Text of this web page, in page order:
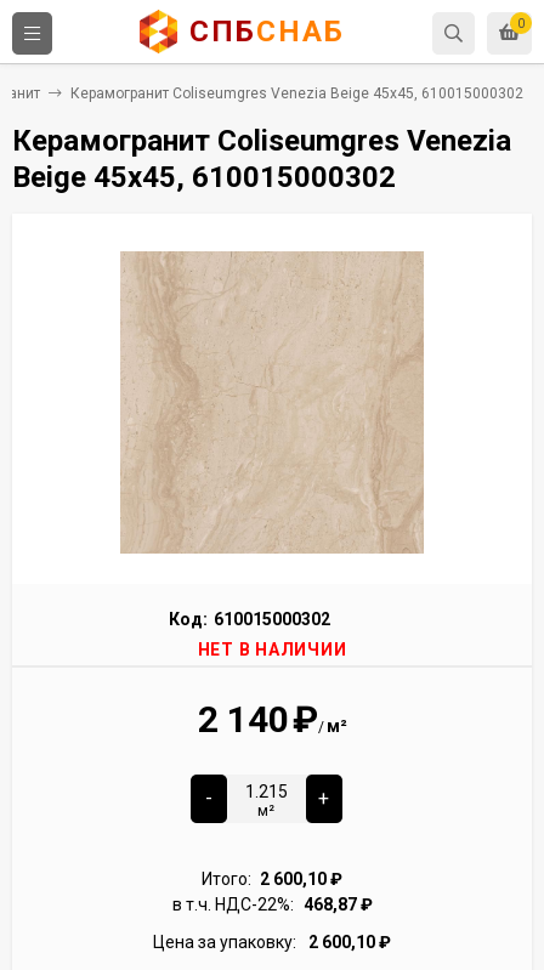
0
СПБСНАБ
Керамогранит Coliseumgres Venezia Beige 45x45, 610015000302
Керамогранит Coliseumgres Venezia
Beige 45x45, 610015000302
Код: 610015000302
НЕТ В НАЛИЧИИ
2 140₽/ м²
-
м²
+
Итого: 2 600,10₽
в т.ч. НДС-22%: 468,87₽
Цена за упаковку:
2 600,10₽